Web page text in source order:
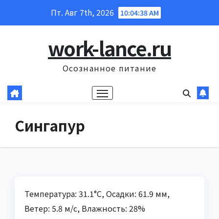
Пт. Авг 7th, 2026 10:04:39 AM
work-lance.ru
Осознанное питание
Сингапур
Температура: 31.1°C, Осадки: 61.9 мм,
Ветер: 5.8 м/с, Влажность: 28%